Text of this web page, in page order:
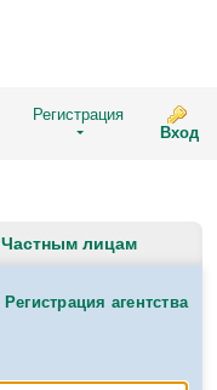
Регистрация
Вход
Частным лицам
Регистрация агентства